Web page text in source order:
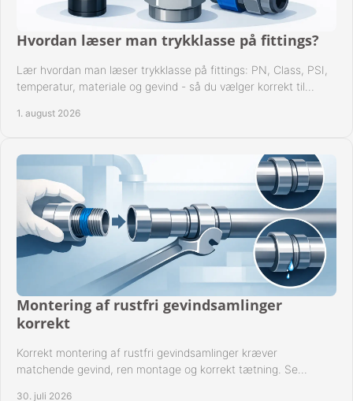
Hvordan læser man trykklasse på fittings?
Lær hvordan man læser trykklasse på fittings: PN, Class, PSI,
temperatur, materiale og gevind - så du vælger korrekt til
1. august 2026
Montering af rustfri gevindsamlinger
korrekt
Korrekt montering af rustfri gevindsamlinger kræver
matchende gevind, ren montage og korrekt tætning. Se
30. juli 2026